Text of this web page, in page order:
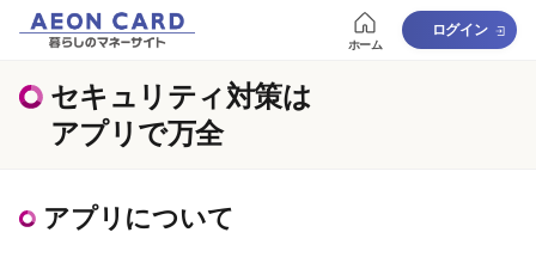
ホーム
ログイン
セキュリティ対策は
アプリで万全
アプリについて